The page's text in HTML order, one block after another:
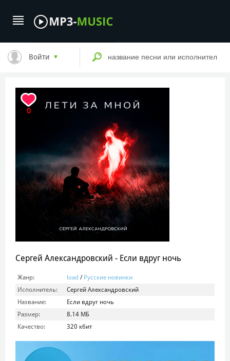
Войти
0
Сергей Александровский - Если вдруг ночь
Жанр: load / Русские новинки
Исполнитель:
Сергей Александровский
Название:
Если вдруг ночь
Размер:
8.14 МБ
Качество:
320 кбит